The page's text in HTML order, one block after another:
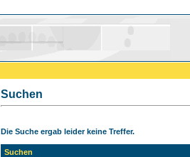
Suchen
Die Suche ergab leider keine Treffer.
Suchen